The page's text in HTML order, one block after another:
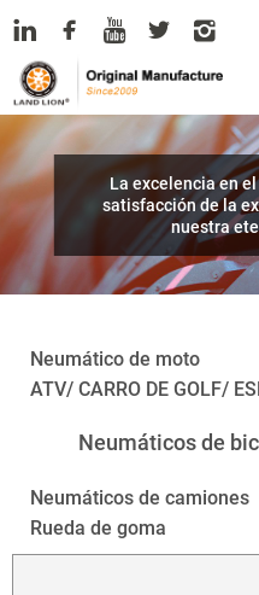
La excelencia en
satisfacción de la
nuestra
Neumático de moto
ATV/ CARRO DE GOLF/
Neumáticos de
Neumáticos de camiones
Rueda de goma